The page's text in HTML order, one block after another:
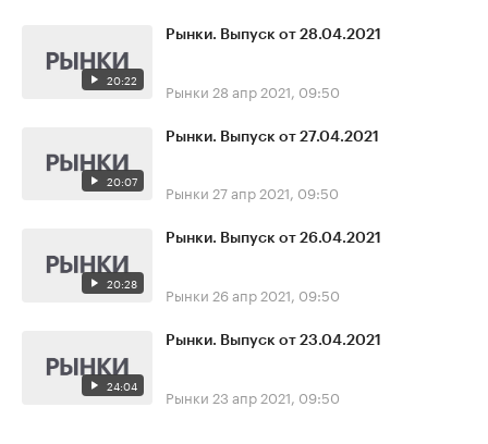
20:22
Рынки. Выпуск от 28.04.2021
Рынки 28 апр 2021, 09:50
20:07
Рынки. Выпуск от 27.04.2021
Рынки 27 апр 2021, 09:50
20:28
Рынки. Выпуск от 26.04.2021
Рынки 26 апр 2021, 09:50
24:04
Рынки. Выпуск от 23.04.2021
Рынки 23 апр 2021, 09:50